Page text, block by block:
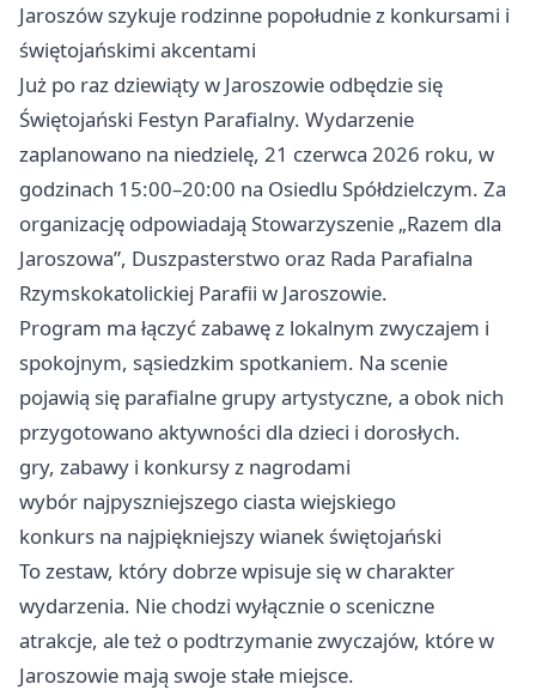
Jaroszów szykuje rodzinne popołudnie z konkursami i
świętojańskimi akcentami
Już po raz dziewiąty w Jaroszowie odbędzie się
Świętojański Festyn Parafialny. Wydarzenie
zaplanowano na niedzielę, 21 czerwca 2026 roku, w
godzinach 15:00–20:00 na Osiedlu Spółdzielczym. Za
organizację odpowiadają Stowarzyszenie „Razem dla
Jaroszowa”, Duszpasterstwo oraz Rada Parafialna
Rzymskokatolickiej Parafii w Jaroszowie.
Program ma łączyć zabawę z lokalnym zwyczajem i
spokojnym, sąsiedzkim spotkaniem. Na scenie
pojawią się parafialne grupy artystyczne, a obok nich
przygotowano aktywności dla dzieci i dorosłych.
gry, zabawy i konkursy z nagrodami
wybór najpyszniejszego ciasta wiejskiego
konkurs na najpiękniejszy wianek świętojański
To zestaw, który dobrze wpisuje się w charakter
wydarzenia. Nie chodzi wyłącznie o sceniczne
atrakcje, ale też o podtrzymanie zwyczajów, które w
Jaroszowie mają swoje stałe miejsce.